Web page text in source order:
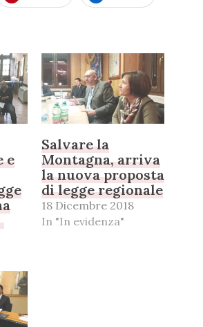
e
Salvare la
Montagna, arriva
la nuova proposta
di legge regionale
18 Dicembre 2018
In "In evidenza"